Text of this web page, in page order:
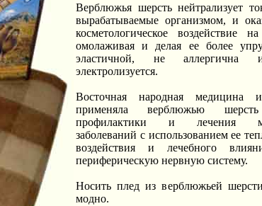
Верблюжья шерсть нейтрализует
вырабатываемые организмом, и
косметологическое воздействие
омолаживая и делая ее более
эластичной, не
электролизуется.
Восточная народная медицина
применяла верблюжью
профилактики и лечения
заболеваний с использованием ее
воздействия и лечебного
периферическую нервную систему.
Носить плед из верблюжьей
модно.